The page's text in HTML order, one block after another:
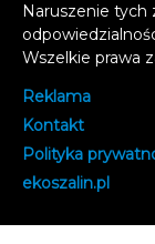
Naruszenie tych
Wszelkie prawa
Reklama
Kontakt
Polityka
ekoszalin.pl